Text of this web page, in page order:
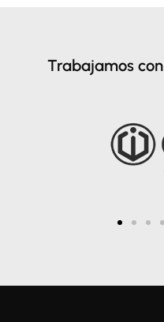
Trabajamos